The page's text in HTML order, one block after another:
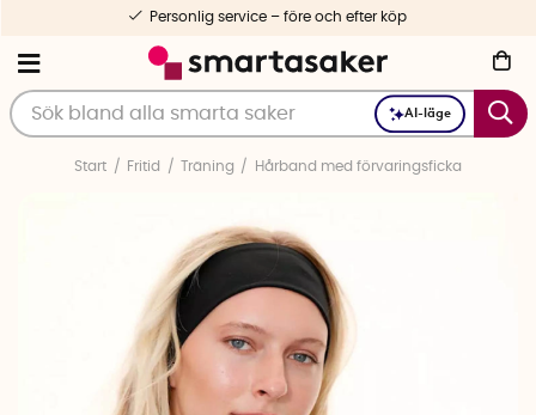
AI-läge
Personlig service – före och efter köp
Start Fritid Träning Hårband med förvaringsficka